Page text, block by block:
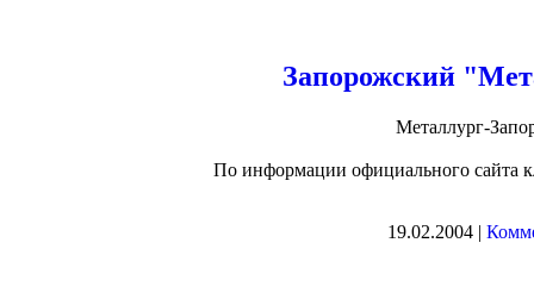
Запорожский
Металлург-
По информации официального сайта
19.02.2004 |